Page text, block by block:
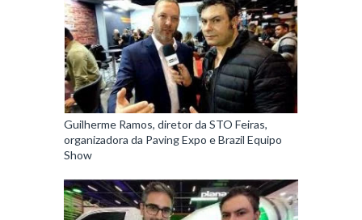
Guilherme Ramos, diretor da STO Feiras,
organizadora da Paving Expo e Brazil Equipo
Show